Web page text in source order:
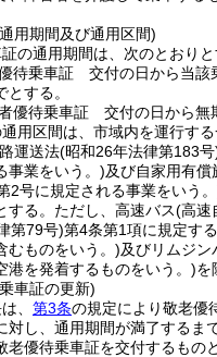
用期間及び通用区間)
の通用期間は、次のとおりと
待乗車証 交付の日から当該
とする。
優待乗車証 交付の日から無
用区間は、市域内を運行す
運送法(昭和26年法律第183号
事業をいう。)及び自家用有償
2号に規定される事業をいう
る。 ただし、高速バス(高速
第79号)第4条第1項に規定す
むものをいう。)及びリムジン
港を発着するものをいう。)を
車証の更新)
、 第3条の規定により敬老優
対し、通用期間が満了するま
老優待乗車証を交付するもの